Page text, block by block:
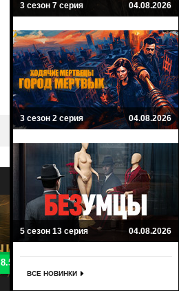
3 сезон 7 серия 04.08.2026
3 сезон 2 серия 04.08.2026
5 сезон 13 серия 04.08.2026
ВСЕ НОВИНКИ